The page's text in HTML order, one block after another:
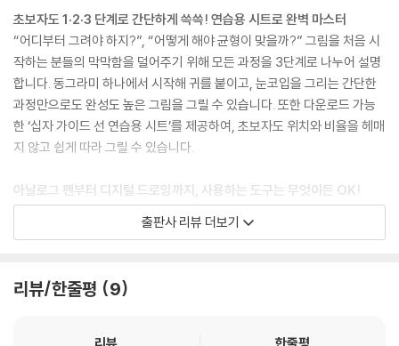
초보자도 1·2·3 단계로 간단하게 쓱쓱! 연습용 시트로 완벽 마스터
“어디부터 그려야 하지?”, “어떻게 해야 균형이 맞을까?” 그림을 처음 시
작하는 분들의 막막함을 덜어주기 위해 모든 과정을 3단계로 나누어 설명
합니다. 동그라미 하나에서 시작해 귀를 붙이고, 눈코입을 그리는 간단한
과정만으로도 완성도 높은 그림을 그릴 수 있습니다. 또한 다운로드 가능
한 ‘십자 가이드 선 연습용 시트’를 제공하여, 초보자도 위치와 비율을 헤매
지 않고 쉽게 따라 그릴 수 있습니다.
아날로그 펜부터 디지털 드로잉까지, 사용하는 도구는 무엇이든 OK!
이 책은 특정 미술 도구를 강요하지 않습니다. 부드럽게 써지는 볼펜이나
연필 같은 아날로그 펜은 물론, 스마트폰과 태블릿의 드로잉 앱(프로크리
상을 몽글몽글하게 기록해 보세요.
일상에 귀여움을 더하는 144가지 일러스트와 다이어리 꾸미기 꿀팁
출판사 리뷰 더보기
리뷰/한줄평 9